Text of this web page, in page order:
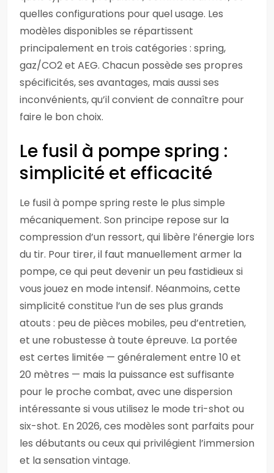
quelles configurations pour quel usage. Les
modèles disponibles se répartissent
principalement en trois catégories : spring,
gaz/CO2 et AEG. Chacun possède ses propres
spécificités, ses avantages, mais aussi ses
inconvénients, qu’il convient de connaître pour
faire le bon choix.
Le fusil à pompe spring :
simplicité et efficacité
Le fusil à pompe spring reste le plus simple
mécaniquement. Son principe repose sur la
compression d’un ressort, qui libère l’énergie lors
du tir. Pour tirer, il faut manuellement armer la
pompe, ce qui peut devenir un peu fastidieux si
vous jouez en mode intensif. Néanmoins, cette
simplicité constitue l’un de ses plus grands
atouts : peu de pièces mobiles, peu d’entretien,
et une robustesse à toute épreuve. La portée
est certes limitée — généralement entre 10 et
20 mètres — mais la puissance est suffisante
pour le proche combat, avec une dispersion
intéressante si vous utilisez le mode tri-shot ou
six-shot. En 2026, ces modèles sont parfaits pour
les débutants ou ceux qui privilégient l’immersion
et la sensation vintage.